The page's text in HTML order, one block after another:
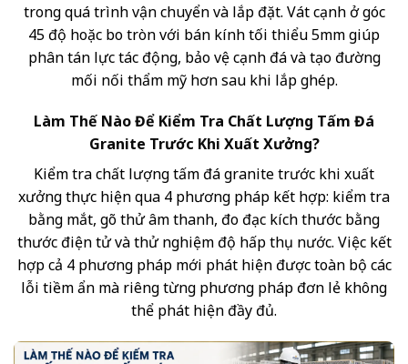
trong quá trình vận chuyển và lắp đặt. Vát cạnh ở góc
45 độ hoặc bo tròn với bán kính tối thiểu 5mm giúp
phân tán lực tác động, bảo vệ cạnh đá và tạo đường
mối nối thẩm mỹ hơn sau khi lắp ghép.
Làm Thế Nào Để Kiểm Tra Chất Lượng Tấm Đá
Granite Trước Khi Xuất Xưởng?
Kiểm tra chất lượng tấm đá granite trước khi xuất
xưởng thực hiện qua 4 phương pháp kết hợp: kiểm tra
bằng mắt, gõ thử âm thanh, đo đạc kích thước bằng
thước điện tử và thử nghiệm độ hấp thụ nước. Việc kết
hợp cả 4 phương pháp mới phát hiện được toàn bộ các
lỗi tiềm ẩn mà riêng từng phương pháp đơn lẻ không
thể phát hiện đầy đủ.